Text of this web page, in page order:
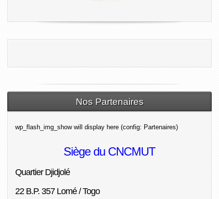
Nos Partenaires
wp_flash_img_show will display here (config: Partenaires)
Siège du CNCMUT
Quartier Djidjolé
22 B.P. 357 Lomé / Togo